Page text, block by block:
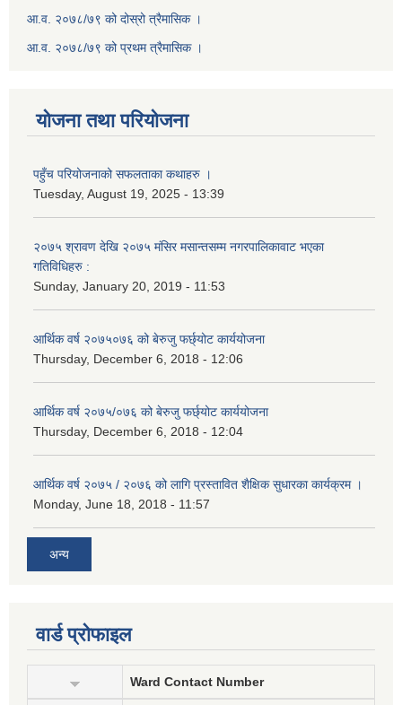
आ.व. २०७८/७९ को दोस्रो त्रैमासिक ।
आ.व. २०७८/७९ को प्रथम त्रैमासिक ।
योजना तथा परियोजना
पहुँच परियोजनाको सफलताका कथाहरु ।
Tuesday, August 19, 2025 - 13:39
२०७५ श्रावण देखि २०७५ मंसिर मसान्तसम्म नगरपालिकावाट भएका
गतिविधिहरु :
Sunday, January 20, 2019 - 11:53
आर्थिक वर्ष २०७५०७६ को बेरुजु फर्छ्योट कार्ययोजना
Thursday, December 6, 2018 - 12:06
आर्थिक वर्ष २०७५/०७६ को बेरुजु फर्छ्योट कार्ययोजना
Thursday, December 6, 2018 - 12:04
आर्थिक वर्ष २०७५ / २०७६ को लागि प्रस्तावित शैक्षिक सुधारका कार्यक्रम ।
Monday, June 18, 2018 - 11:57
अन्य
वार्ड प्रोफाइल
Ward Contact Number